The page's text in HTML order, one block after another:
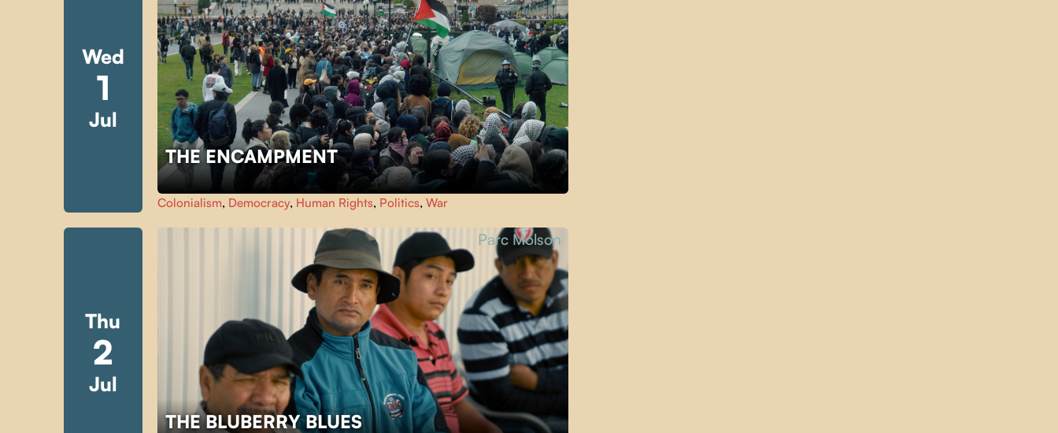
Wed
1
Jul
THE ENCAMPMENT
Colonialism, Democracy, Human Rights, Politics, War
Thu
2
Jul
THE BLUBERRY BLUES
Parc Molson